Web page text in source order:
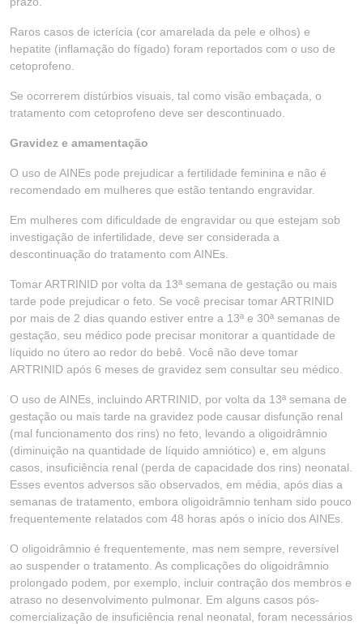
Raros casos de icterícia (cor amarelada da pele e olhos) e
hepatite (inflamação do fígado) foram reportados com o uso de
cetoprofeno.
Se ocorrerem distúrbios visuais, tal como visão embaçada, o
tratamento com cetoprofeno deve ser descontinuado.
Gravidez e amamentação
O uso de AINEs pode prejudicar a fertilidade feminina e não é
recomendado em mulheres que estão tentando engravidar.
Em mulheres com dificuldade de engravidar ou que estejam sob
investigação de infertilidade, deve ser considerada a
descontinuação do tratamento com AINEs.
Tomar ARTRINID por volta da 13ª semana de gestação ou mais
tarde pode prejudicar o feto. Se você precisar tomar ARTRINID
por mais de 2 dias quando estiver entre a 13ª e 30ª semanas de
gestação, seu médico pode precisar monitorar a quantidade de
líquido no útero ao redor do bebê. Você não deve tomar
ARTRINID após 6 meses de gravidez sem consultar seu médico.
O uso de AINEs, incluindo ARTRINID, por volta da 13ª semana de
gestação ou mais tarde na gravidez pode causar disfunção renal
(mal funcionamento dos rins) no feto, levando a oligoidrâmnio
(diminuição na quantidade de líquido amniótico) e, em alguns
casos, insuficiência renal (perda de capacidade dos rins) neonatal.
Esses eventos adversos são observados, em média, após dias a
semanas de tratamento, embora oligoidrâmnio tenham sido pouco
frequentemente relatados com 48 horas após o início dos AINEs.
O oligoidrâmnio é frequentemente, mas nem sempre, reversível
ao suspender o tratamento. As complicações do oligoidrâmnio
prolongado podem, por exemplo, incluir contração dos membros e
atraso no desenvolvimento pulmonar. Em alguns casos pós-
comercialização de insuficiência renal neonatal, foram necessários